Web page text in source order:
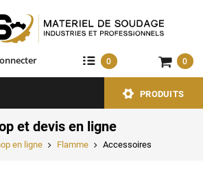
0 0
PRODUITS
et devis en ligne
en ligne Flamme Accessoires